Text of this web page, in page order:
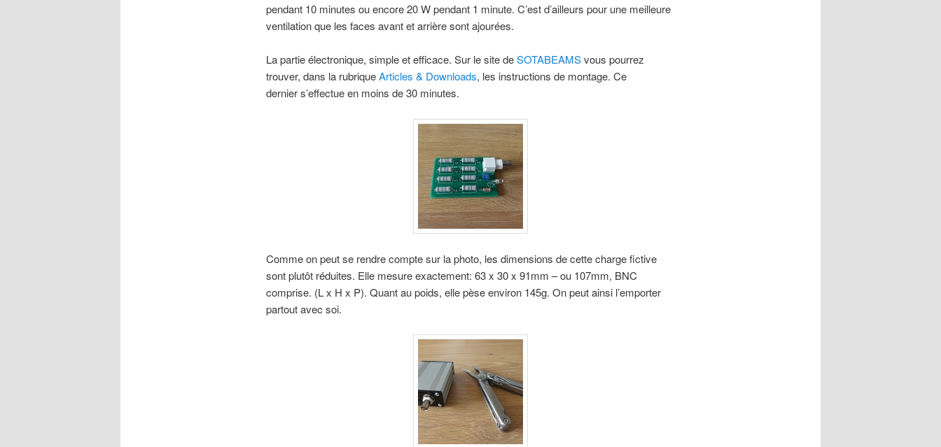
pendant 10 minutes ou encore 20 W pendant 1 minute. C’est d’ailleurs pour une meilleure
ventilation que les faces avant et arrière sont ajourées.
La partie électronique, simple et efficace. Sur le site deSOTABEAMSvous pourrez
trouver, dans la rubriqueArticles & Downloads, les instructions de montage. Ce
dernier s’effectue en moins de 30 minutes.
Comme on peut se rendre compte sur la photo, les dimensions de cette charge fictive
sont plutôt réduites. Elle mesure exactement: 63 x 30 x 91mm – ou 107mm, BNC
comprise. (L x H x P). Quant au poids, elle pèse environ 145g. On peut ainsi l’emporter
partout avec soi.